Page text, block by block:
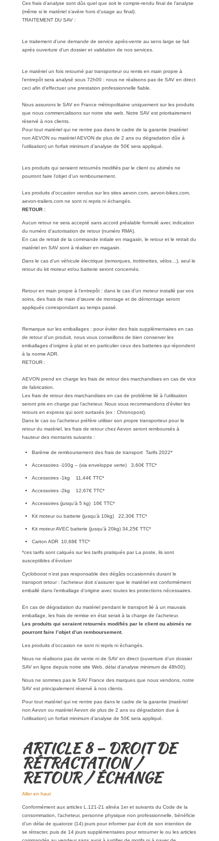
Ces frais d’analyse sont dûs quel que soit le compte-rendu final de l’analyse
(même si le matériel s’avère hors d’usage au final).
TRAITEMENT DU SAV :
Le traitement d’une demande de service après-vente au sens large se fait
après ouverture d’un dossier et validation de nos services.
Le matériel un fois retourné par transporteur ou remis en main propre à
l’entrepôt sera analysé sous 72h00 : nous ne réalisons pas de SAV en direct
ceci afin d’effectuer une prestation professionnelle fiable.
Nous assurons le SAV en France métropolitaine uniquement sur les produits
que nous commercialisons sur notre site web. Notre SAV est prioritairement
réservé à nos clients.
Pour tout matériel qui ne rentre pas dans le cadre de la garantie (matériel
non AEVON ou matériel AEVON de plus de 2 ans ou dégradation dûe à
l’utilisation) un forfait minimum d’analyse de 50€ sera appliqué.
Les produits qui seraient retournés modifiés par le client ou abimés ne
pourront faire l’objet d’un remboursement.
Les produits d’occasion vendus sur les sites aevon.com, aevon-bikes.com,
aevon-trailers.com ne sont ni repris ni échangés.
RETOUR :
Aucun retour ne sera accepté sans accord préalable formulé avec indication
du numéro d’autorisation de retour (numéro RMA).
En cas de retrait de la commande initiale en magasin, le retour et le retrait du
matériel en SAV sont à réaliser en magasin.
Dans le cas d’un véhicule électrique (remorques, trottinettes, vélos…), seul le
retour du kit moteur et/ou batterie seront concernés.
Retour en main propre à l’entrepôt : dans le cas d’un moteur installé par vos
soins, des frais de main d’œuvre de montage et de démontage seront
appliqués correspondant au temps passé.
Remarque sur les emballages : pour éviter des frais supplémentaires en cas
de retour d’un produit, nous vous conseillons de bien conserver les
emballages d’origine à plat et en particulier ceux des batteries qui répondent
à la norme ADR.
RETOUR :
AEVON prend en charge les frais de retour des marchandises en cas de vice
de fabrication.
Les frais de retour des marchandises en cas de problème lié à l’utilisation
seront pris en charge par l’acheteur. Nous vous recommandons d’éviter les
retours en express qui sont surtaxés (ex : Chronopost).
Dans le cas ou l’acheteur préfère utiliser son propre transporteur pour le
retour du matériel, les frais de retour chez Aevon seront remboursés à
hauteur des montants suivants :
Barème de remboursement des frais de transport Tarifs 2022*
Accessoires -100g – (via enveloppe verte) 3,60€ TTC*
Accessoires -1kg 11,44€ TTC*
Accessoires -2kg 12,67€ TTC*
Accessoires (jusqu’à 5 kg) 16€ TTC*
Kit moteur ou batterie (jusqu’à 10kg) 22,30€ TTC*
Kit moteur AVEC batterie (jusqu’à 20kg) 34,25€ TTC*
Carton ADR 10,68€ TTC*
*ces tarifs sont calqués sur les tarifs pratiqués par La poste, ils sont
susceptibles d’évoluer
Cycloboost n’est pas responsable des dégâts occasionnés durant le
transport retour : l’acheteur doit s’assurer que le matériel est conformément
emballé dans l’emballage d’origine avec toutes les protections nécessaires.
En cas de dégradation du matériel pendant le transport lié à un mauvais
emballage, les frais de remise en état serait à la charge de l’acheteur.
Les produits qui seraient retournés modifiés par le client ou abimés ne
pourront faire l’objet d’un remboursement.
Les produits d’occasion ne sont ni repris ni échangés.
Nous ne réalisons pas de vente ni de SAV en direct (ouverture d’un dossier
SAV en ligne depuis notre site Web, délai d’analyse minimum de 48h00).
Nous ne sommes pas le SAV France des marques que nous vendons, notre
SAV est principalement réservé à nos clients.
Pour tout matériel qui ne rentre pas dans le cadre de la garantie (matériel
non Aevon ou matériel Aevon de plus de 2 ans ou dégradation due à
l’utilisation) un forfait minimum d’analyse de 50€ sera appliqué.
ARTICLE 8 – DROIT DE
RÉTRACTATION /
RETOUR / ÉCHANGE
Aller en haut
Conformément aux articles L.121-21 alinéa 1er et suivants du Code de la
consommation, l’acheteur, personne physique non professionnelle, bénéficie
d’un délai de quatorze (14) jours pour informer par écrit de son intention de
se rétracter, puis de 14 jours supplémentaires pour retourner le ou les articles